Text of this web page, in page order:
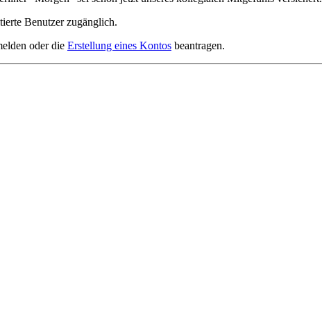
Benutzer zugänglich.
oder die Erstellung eines Kontos beantragen.